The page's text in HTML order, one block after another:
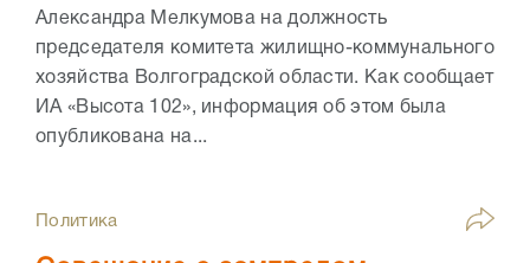
Александра Мелкумова на должность
председателя комитета жилищно-коммунального
хозяйства Волгоградской области. Как сообщает
ИА «Высота 102», информация об этом была
опубликована на...
Политика